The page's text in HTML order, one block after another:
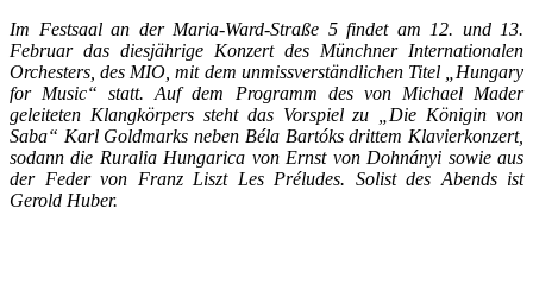
Im Festsaal an der Maria-Ward-Straße 5 findet am 12. und 13.
Februar das diesjährige Konzert des Münchner Internationalen
Orchesters, des MIO, mit dem unmissverständlichen Titel „Hungary
for Music“ statt. Auf dem Programm des von Michael Mader
geleiteten Klangkörpers steht das Vorspiel zu „Die Königin von
Saba“ Karl Goldmarks neben Béla Bartóks drittem Klavierkonzert,
sodann die Ruralia Hungarica von Ernst von Dohnányi sowie aus
der Feder von Franz Liszt Les Préludes. Solist des Abends ist
Gerold Huber.